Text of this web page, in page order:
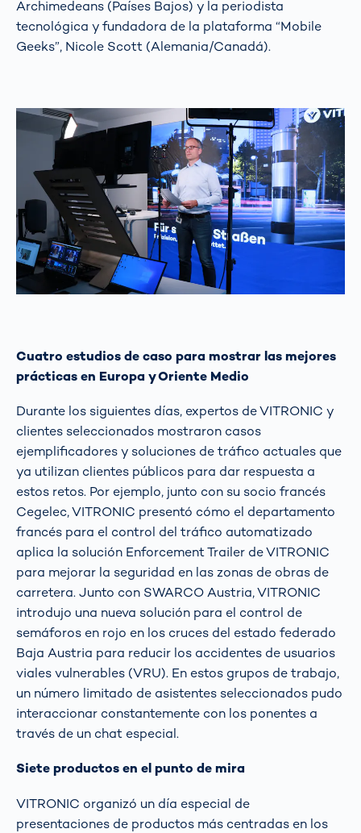
Archimedeans (Países Bajos) y la periodista
tecnológica y fundadora de la plataforma “Mobile
Geeks”, Nicole Scott (Alemania/Canadá).
Cuatro estudios de caso para mostrar las mejores
prácticas en Europa y Oriente Medio
Durante los siguientes días, expertos de VITRONIC y
clientes seleccionados mostraron casos
ejemplificadores y soluciones de tráfico actuales que
ya utilizan clientes públicos para dar respuesta a
estos retos. Por ejemplo, junto con su socio francés
Cegelec, VITRONIC presentó cómo el departamento
francés para el control del tráfico automatizado
aplica la solución Enforcement Trailer de VITRONIC
para mejorar la seguridad en las zonas de obras de
carretera. Junto con SWARCO Austria, VITRONIC
introdujo una nueva solución para el control de
semáforos en rojo en los cruces del estado federado
Baja Austria para reducir los accidentes de usuarios
viales vulnerables (VRU). En estos grupos de trabajo,
un número limitado de asistentes seleccionados pudo
interaccionar constantemente con los ponentes a
través de un chat especial.
Siete productos en el punto de mira
VITRONIC organizó un día especial de
presentaciones de productos más centradas en los